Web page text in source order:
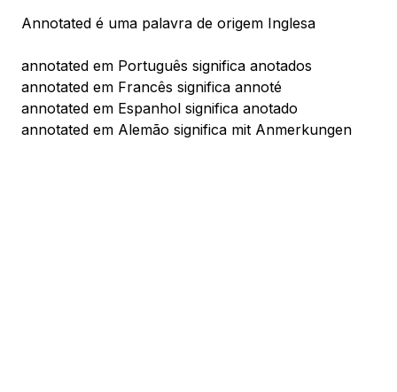
Annotated é uma palavra de origem Inglesa
annotated em Português significa anotados
annotated em Francês significa annoté
annotated em Espanhol significa anotado
annotated em Alemão significa mit Anmerkungen